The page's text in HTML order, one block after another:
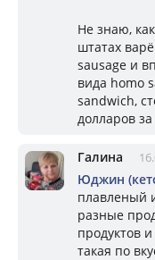
Не знаю,
штатах
sausage и
вида homo
sandwich,
долларов
Галина
Юджин
плавленый
разные
продуктов
такая по